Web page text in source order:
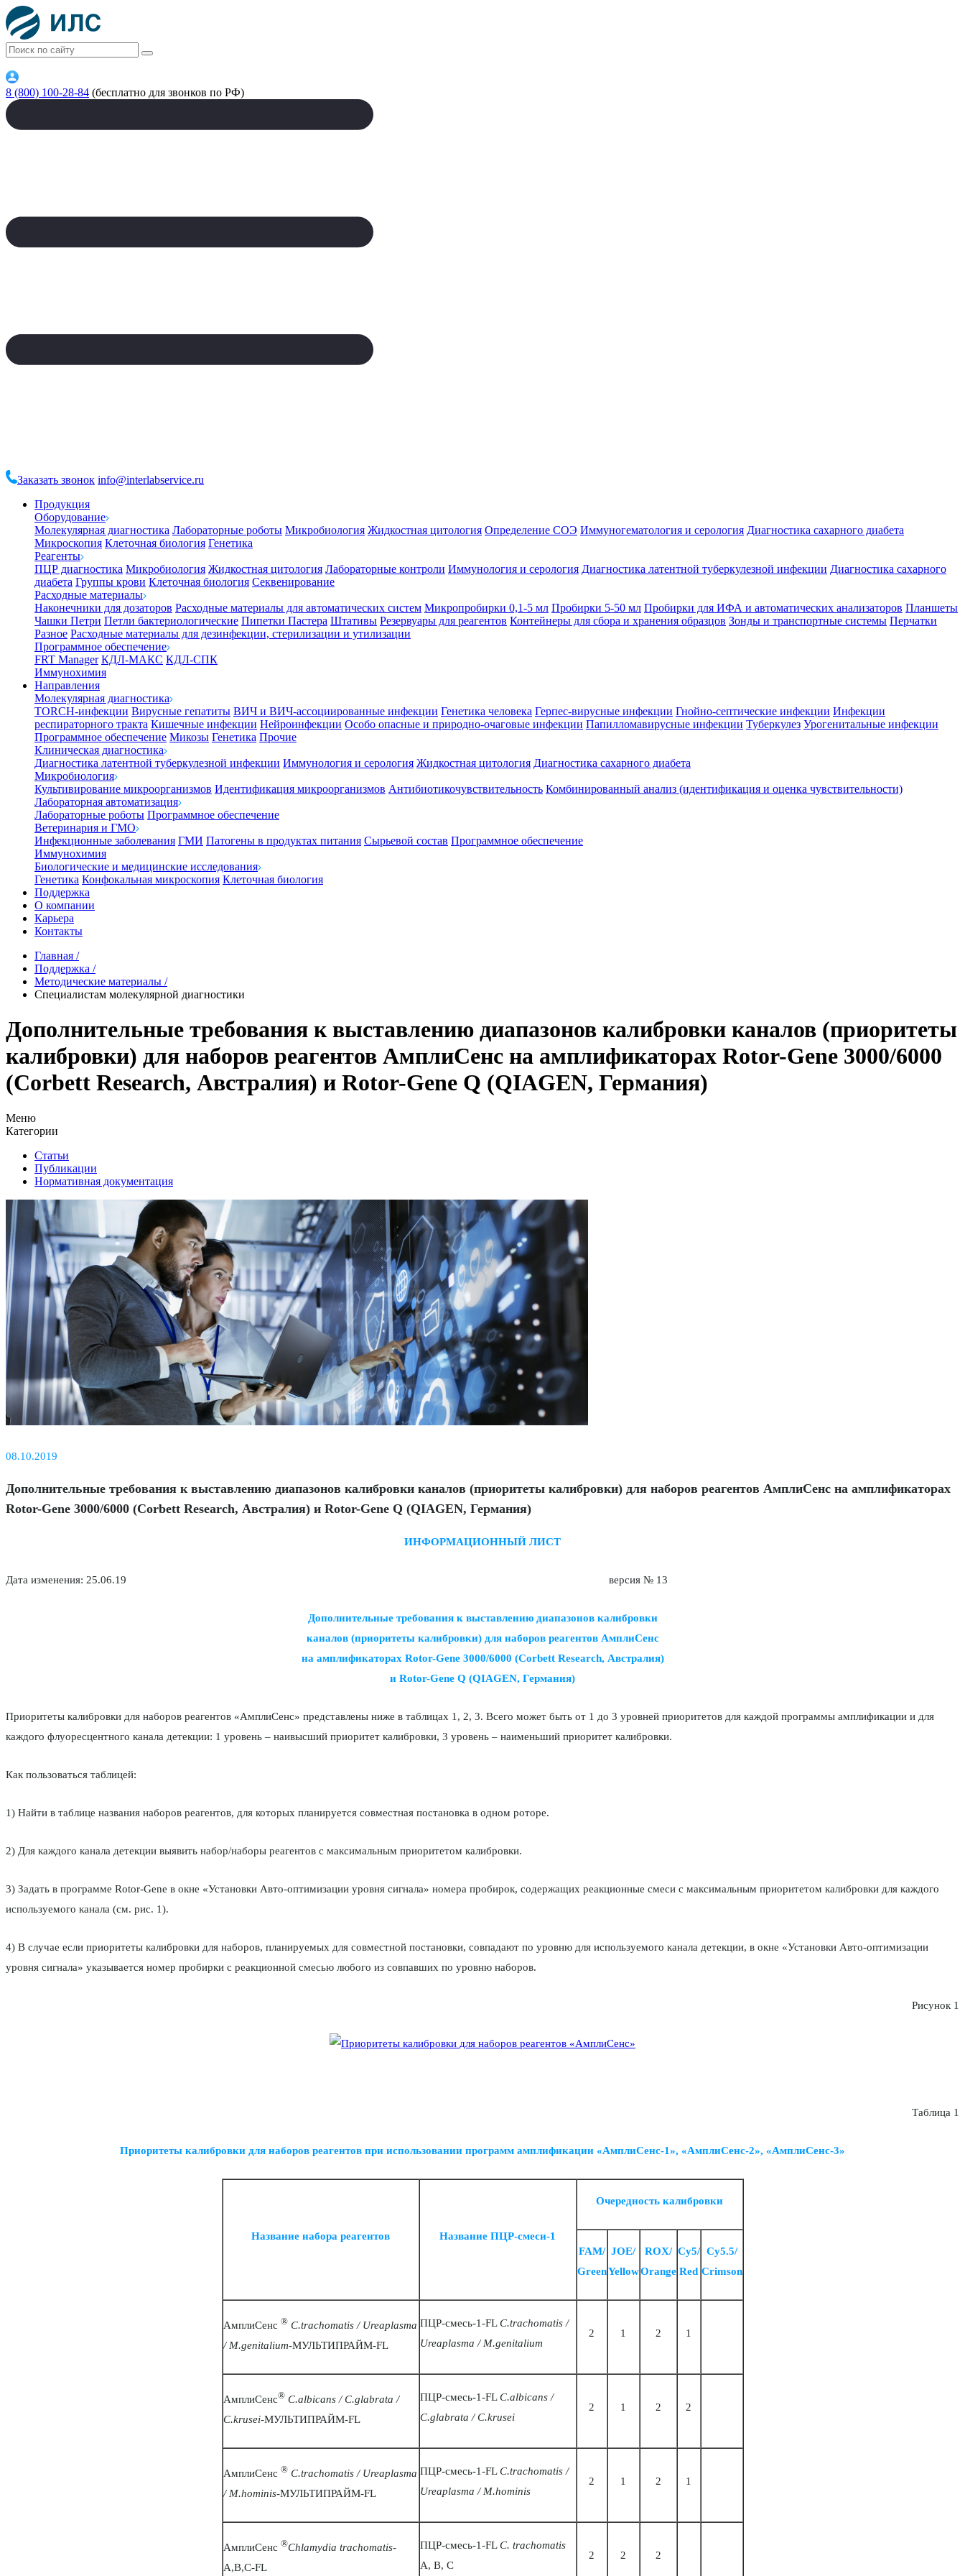
8 (800) 100-28-84 (бесплатно для звонков по РФ)
Заказать звонок info@interlabservice.ru
Продукция
Оборудование
Молекулярная диагностика Лабораторные роботы Микробиология Жидкостная цитология Определение СОЭ Иммуногематология и серология Диагностика сахарного диабета
Микроскопия Клеточная биология Генетика
Реагенты
ПЦР диагностика Микробиология Жидкостная цитология Лабораторные контроли Иммунология и серология Диагностика латентной туберкулезной инфекции Диагностика сахарного
диабета Группы крови Клеточная биология Секвенирование
Расходные материалы
Наконечники для дозаторов Расходные материалы для автоматических систем Микропробирки 0,1-5 мл Пробирки 5-50 мл Пробирки для ИФА и автоматических анализаторов Планшеты
Чашки Петри Петли бактериологические Пипетки Пастера Штативы Резервуары для реагентов Контейнеры для сбора и хранения образцов Зонды и транспортные системы Перчатки
Разное Расходные материалы для дезинфекции, стерилизации и утилизации
Программное обеспечение
FRT Manager КДЛ-МАКС КДЛ-СПК
Иммунохимия
Направления
Молекулярная диагностика
TORCH-инфекции Вирусные гепатиты ВИЧ и ВИЧ-ассоциированные инфекции Генетика человека Герпес-вирусные инфекции Гнойно-септические инфекции Инфекции
респираторного тракта Кишечные инфекции Нейроинфекции Особо опасные и природно-очаговые инфекции Папилломавирусные инфекции Туберкулез Урогенитальные инфекции
Программное обеспечение Микозы Генетика Прочие
Клиническая диагностика
Диагностика латентной туберкулезной инфекции Иммунология и серология Жидкостная цитология Диагностика сахарного диабета
Микробиология
Культивирование микроорганизмов Идентификация микроорганизмов Антибиотикочувствительность Комбинированный анализ (идентификация и оценка чувствительности)
Лабораторная автоматизация
Лабораторные роботы Программное обеспечение
Ветеринария и ГМО
Инфекционные заболевания ГМИ Патогены в продуктах питания Сырьевой состав Программное обеспечение
Иммунохимия
Биологические и медицинские исследования
Генетика Конфокальная микроскопия Клеточная биология
Поддержка
О компании
Карьера
Контакты
Главная /
Поддержка /
Методические материалы /
Специалистам молекулярной диагностики
Дополнительные требования к выставлению диапазонов калибровки каналов (приоритеты
калибровки) для наборов реагентов АмплиСенс на амплификаторах Rotor-Gene 3000/6000
(Corbett Research, Австралия) и Rotor-Gene Q (QIAGEN, Германия)
Меню
Категории
Статьи
Публикации
Нормативная документация
08.10.2019
Дополнительные требования к выставлению диапазонов калибровки каналов (приоритеты калибровки) для наборов реагентов АмплиСенс на амплификаторах
Rotor-Gene 3000/6000 (Corbett Research, Австралия) и Rotor-Gene Q (QIAGEN, Германия)
ИНФОРМАЦИОННЫЙ ЛИСТ
Дата изменения: 25.06.19 версия № 13
Дополнительные требования к выставлению диапазонов калибровки
каналов (приоритеты калибровки) для наборов реагентов АмплиСенс
на амплификаторах Rotor-Gene 3000/6000 (Corbett Research, Австралия)
и Rotor-Gene Q (QIAGEN, Германия)
Приоритеты калибровки для наборов реагентов «АмплиСенс» представлены ниже в таблицах 1, 2, 3. Всего может быть от 1 до 3 уровней приоритетов для каждой программы амплификации и для
каждого флуоресцентного канала детекции: 1 уровень – наивысший приоритет калибровки, 3 уровень – наименьший приоритет калибровки.
Как пользоваться таблицей:
1) Найти в таблице названия наборов реагентов, для которых планируется совместная постановка в одном роторе.
2) Для каждого канала детекции выявить набор/наборы реагентов с максимальным приоритетом калибровки.
3) Задать в программе Rotor-Gene в окне «Установки Авто-оптимизации уровня сигнала» номера пробирок, содержащих реакционные смеси с максимальным приоритетом калибровки для каждого
используемого канала (см. рис. 1).
4) В случае если приоритеты калибровки для наборов, планируемых для совместной постановки, совпадают по уровню для используемого канала детекции, в окне «Установки Авто-оптимизации
уровня сигнала» указывается номер пробирки с реакционной смесью любого из совпавших по уровню наборов.
Рисунок 1
Таблица 1
Приоритеты калибровки для наборов реагентов при использовании программ амплификации «АмплиСенс-1», «АмплиСенс-2», «АмплиСенс-3»
Название набора реагентов Название ПЦР-смеси-1
Очередность калибровки
FAM/
Green
JOE/
Yellow
ROX/
Orange
Cy5/
Red
Cy5.5/
Crimson
АмплиСенс ® C.trachomatis / Ureaplasma
/ M.genitalium-МУЛЬТИПРАЙМ-FL
ПЦР-смесь-1-FLC.trachomatis /
Ureaplasma / M.genitalium
2 1 2 1
АмплиСенс® C.albicans / C.glabrata /
C.krusei-МУЛЬТИПРАЙМ-FL
ПЦР-смесь-1-FLC.albicans /
C.glabrata / C.krusei
2 1 2 2
АмплиСенс ® C.trachomatis / Ureaplasma
/ M.hominis-МУЛЬТИПРАЙМ-FL
ПЦР-смесь-1-FLC.trachomatis /
Ureaplasma / M.hominis
2 1 2 1
АмплиСенс ®Chlamydia trachomatis-
A,B,C-FL
ПЦР-смесь-1-FLC. trachomatis
A, B, C
2 2 2